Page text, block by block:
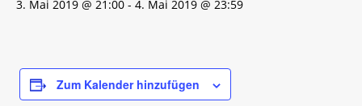
3. Mai 2019 @ 21:00 - 4. Mai 2019 @ 23:59
Zum Kalender hinzufügen